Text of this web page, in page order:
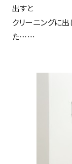
出すと
クリーニングに
た……